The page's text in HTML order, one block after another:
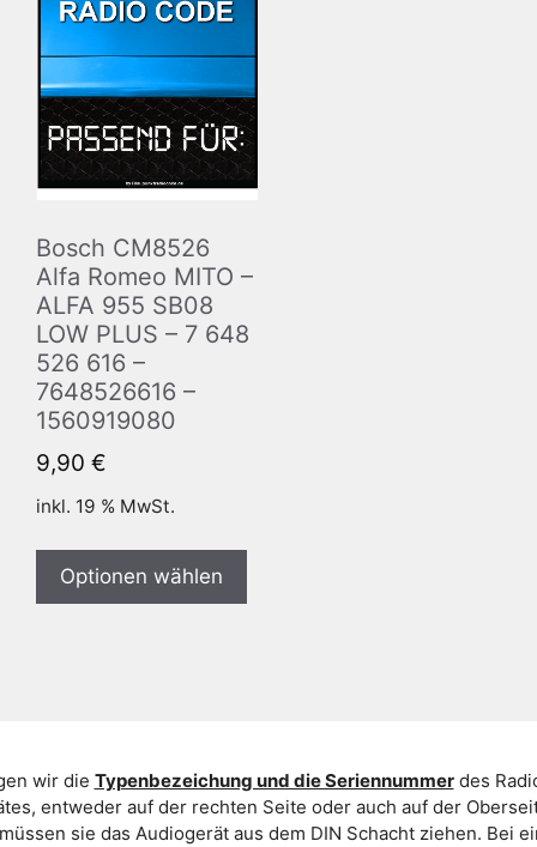
Bosch CM8526
Alfa Romeo MITO –
ALFA 955 SB08
LOW PLUS – 7 648
526 616 –
7648526616 –
1560919080
9,90 €
inkl. 19 % MwSt.
Optionen wählen
wir die Typenbezeichung und die Seriennummerdes
entweder auf der rechten Seite oder auch auf der
sie das Audiogerät aus dem DIN Schacht ziehen. Bei